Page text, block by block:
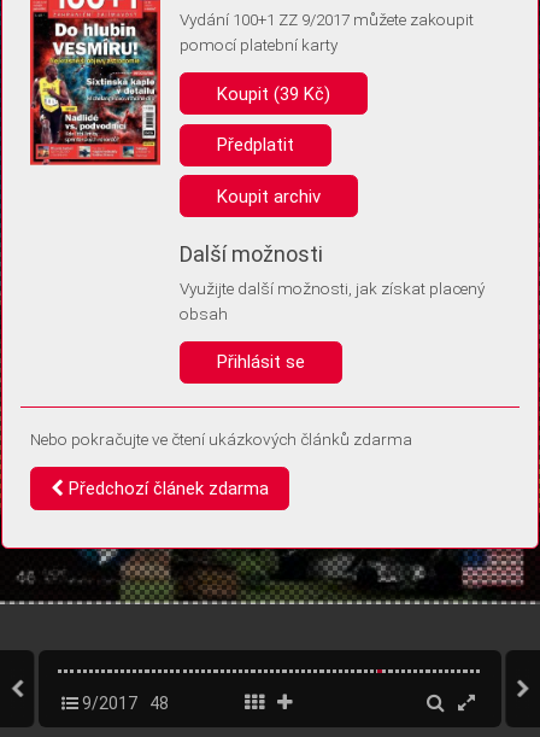
Pro základní fungování webu nepotřebujeme ukládat žádné informace
(tzv. cookies apod.). Rádi bychom vás ale požádali o souhlas s
uložením volitelných informací:
Anonymní unikátní ID
Díky němu příště poznáme, že se jedná o stejné zařízení, a
Identifikátor je zcela anonymní.
Vaše souhlasy a odmítnutí si ukládáme do vašeho zařízení, abychom se
vás už příště znovu neptali. Můžete je kdykoli později upravit ve Správě
9/2017 48
Vydání 100+1 ZZ 9/2017 můžete zakoupit
pomocí platební karty
Koupit (39 Kč)
Předplatit
Koupit archiv
Další možnosti
Využijte další možnosti, jak získat placený
obsah
Přihlásit se
Nebo pokračujte ve čtení ukázkových článků zdarma
Předchozí článek zdarma